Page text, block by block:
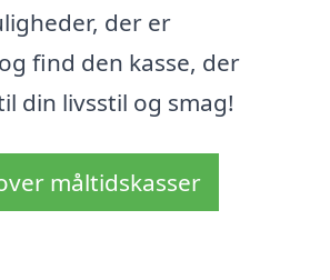
der er
find den kasse, der
din livsstil og smag!
måltidskasser